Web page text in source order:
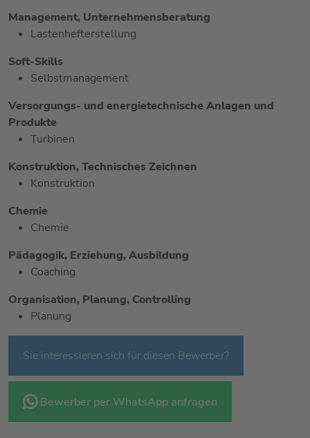
Management, Unternehmensberatung
Lastenhefterstellung
Soft-Skills
Selbstmanagement
Versorgungs- und energietechnische Anlagen und
Produkte
Turbinen
Konstruktion, Technisches Zeichnen
Konstruktion
Chemie
Chemie
Pädagogik, Erziehung, Ausbildung
Coaching
Organisation, Planung, Controlling
Planung
Sie interessieren sich für diesen Bewerber?
Bewerber per WhatsApp anfragen